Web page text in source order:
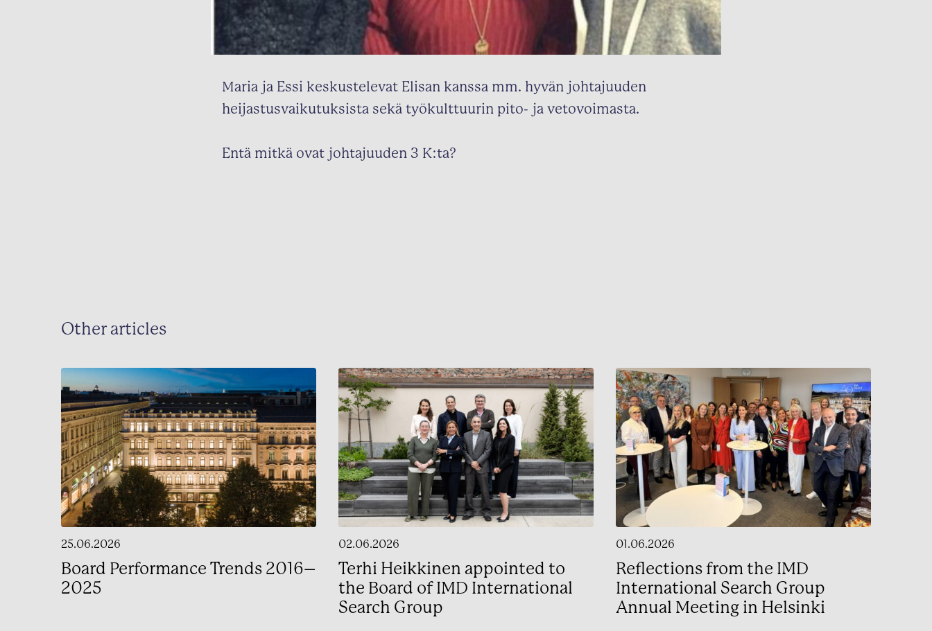
Maria ja Essi keskustelevat Elisan kanssa mm. hyvän johtajuuden
heijastusvaikutuksista sekä työkulttuurin pito- ja vetovoimasta.
Entä mitkä ovat johtajuuden 3 K:ta?
Other articles
25.06.2026
Board Performance Trends 2016–
2025
02.06.2026
Terhi Heikkinen appointed to
the Board of IMD International
Search Group
01.06.2026
Reflections from the IMD
International Search Group
Annual Meeting in Helsinki